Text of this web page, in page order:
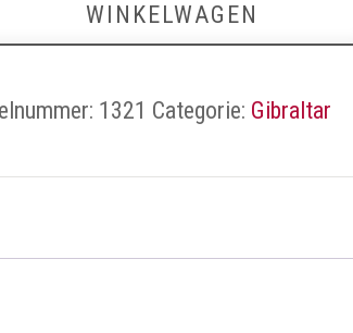
WINKELWAGEN
1321 Categorie: Gibraltar